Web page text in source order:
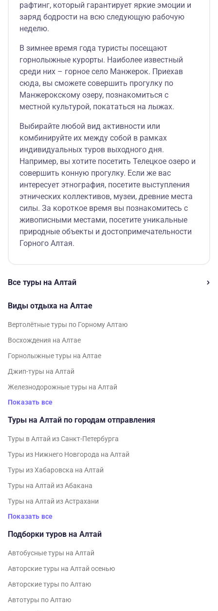
рафтинг, который гарантирует яркие эмоции и
заряд бодрости на всю следующую рабочую
неделю.
В зимнее время года туристы посещают
горнолыжные курорты. Наиболее известный
среди них – горное село Манжерок. Приехав
сюда, вы сможете совершить прогулку по
Манжерокскому озеру, познакомиться с
местной культурой, покататься на лыжах.
Выбирайте любой вид активности или
комбинируйте их между собой в рамках
индивидуальных туров выходного дня.
Например, вы хотите посетить Телецкое озеро и
совершить конную прогулку. Если же вас
интересует этнография, посетите выступления
этнических коллективов, музеи, древние места
силы. За короткое время вы познакомитесь с
живописными местами, посетите уникальные
природные объекты и достопримечательности
Горного Алтая.
Все туры на Алтай
Виды отдыха на Алтае
Вертолётные туры по Горному Алтаю
Восхождения на Алтае
Горнолыжные туры на Алтае
Джип-туры на Алтай
Железнодорожные туры на Алтай
Показать все
Туры на Алтай по городам отправления
Туры в Алтай из Санкт-Петербурга
Туры из Нижнего Новгорода на Алтай
Туры из Хабаровска на Алтай
Туры на Алтай из Абакана
Туры на Алтай из Астрахани
Показать все
Подборки туров на Алтай
Автобусные туры на Алтай
Авторские туры на Алтай осенью
Авторские туры по Алтаю
Автотуры по Алтаю